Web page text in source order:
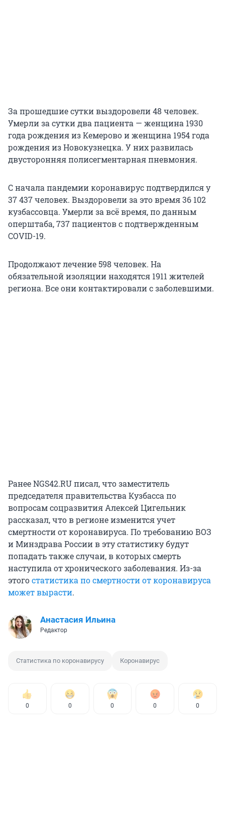
За прошедшие сутки выздоровели 48 человек.
Умерли за сутки два пациента — женщина 1930
года рождения из Кемерово и женщина 1954 года
рождения из Новокузнецка. У них развилась
двусторонняя полисегментарная пневмония.
С начала пандемии коронавирус подтвердился у
37 437 человек. Выздоровели за это время 36 102
кузбассовца. Умерли за всё время, по данным
оперштаба, 737 пациентов с подтвержденным
COVID-19.
Продолжают лечение 598 человек. На
обязательной изоляции находятся 1911 жителей
региона. Все они контактировали с заболевшими.
Ранее NGS42.RU писал, что заместитель
председателя правительства Кузбасса по
вопросам соцразвития Алексей Цигельник
рассказал, что в регионе изменится учет
смертности от коронавируса. По требованию ВОЗ
и Минздрава России в эту статистику будут
попадать также случаи, в которых смерть
наступила от хронического заболевания. Из-за
этогостатистика по смертности от коронавируса
может вырасти.
Анастасия Ильина
Редактор
Статистика по коронавирусу Коронавирус
0 0 0 0 0